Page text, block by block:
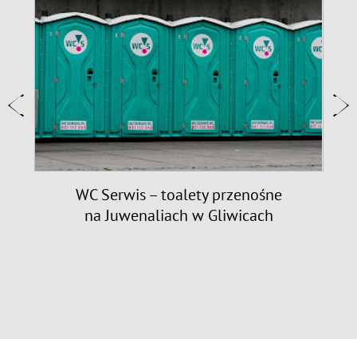
WC Serwis – toalety przenośne
na Juwenaliach w Gliwicach